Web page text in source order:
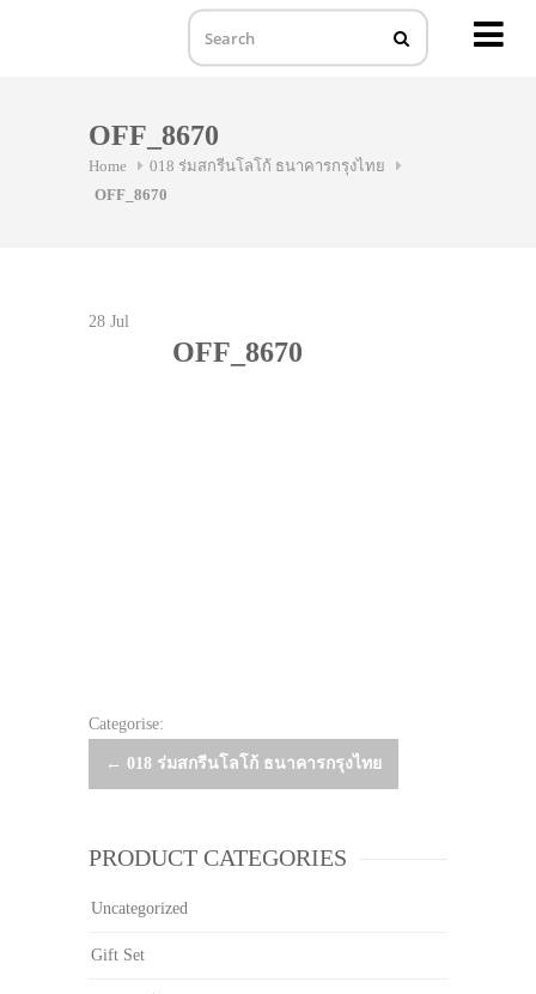
OFF_8670
Home
018 ร่มสกรีนโลโก้ ธนาคารกรุงไทย
OFF_8670
28 Jul
OFF_8670
Categorise:
Post
← 018 ร่มสกรีนโลโก้ ธนาคารกรุงไทย
PRODUCT CATEGORIES
Uncategorized
Gift Set